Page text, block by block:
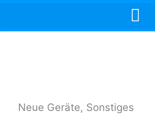
Neue Geräte, Sonstiges